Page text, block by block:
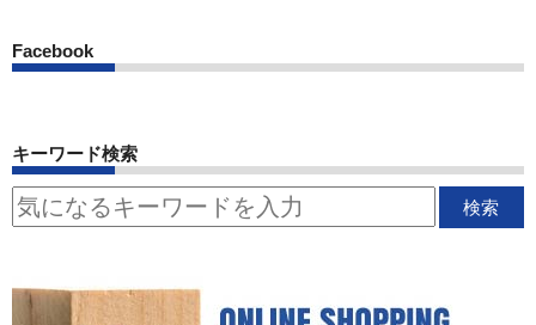
Facebook
キーワード検索